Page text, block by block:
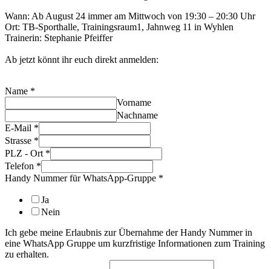
Wann: Ab August 24 immer am Mittwoch von 19:30 – 20:30 Uhr
Ort: TB-Sporthalle, Trainingsraum1, Jahnweg 11 in Wyhlen
Trainerin: Stephanie Pfeiffer
Ab jetzt könnt ihr euch direkt anmelden:
Name *
Vorname
Nachname
E-Mail *
Strasse *
PLZ - Ort *
Telefon *
Handy Nummer für WhatsApp-Gruppe *
Ja
Nein
Ich gebe meine Erlaubnis zur Übernahme der Handy Nummer in
eine WhatsApp Gruppe um kurzfristige Informationen zum Training
zu erhalten.